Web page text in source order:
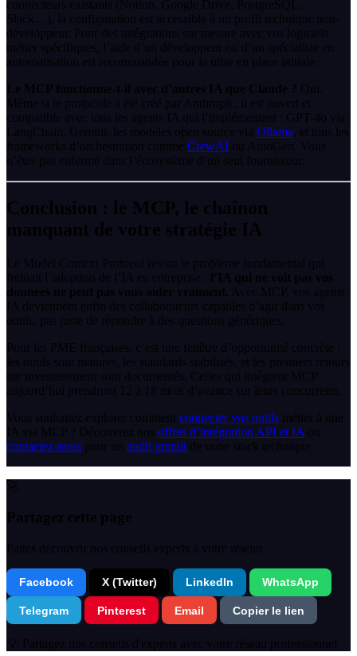
connecteurs existants (Notion, Google Drive, PostgreSQL,
Slack…), la configuration est accessible à un profil technique non-
développeur. Pour des intégrations sur mesure avec vos logiciels
métier spécifiques, l’aide d’un développeur ou d’un spécialiste en
automatisation est recommandée pour la mise en place initiale.
Le MCP fonctionne-t-il avec d’autres IA que Claude ? Oui.
Même si le protocole a été créé par Anthropic, il est ouvert et
compatible avec tous les agents IA qui l’implémentent : GPT-4o via
LangChain, Gemini, les modèles open source via Ollama , et tous les
frameworks d’orchestration comme CrewAI ou AutoGen. Vous
n’êtes pas enfermé dans l’écosystème d’un seul fournisseur.
Conclusion : le MCP, le chaînon
manquant de votre stratégie IA
Le Model Context Protocol résout le problème fondamental qui
freinait l’adoption de l’IA en entreprise : l’IA qui ne voit pas vos
données ne peut pas vous aider vraiment. Avec MCP, vos agents
IA deviennent enfin des collaborateurs capables d’agir dans vos
outils, pas juste de répondre à des questions génériques.
Pour les PME françaises, c’est une fenêtre d’opportunité concrète :
les outils sont matures, les standards stabilisés, et les premiers retours
sur investissement sont documentés. Celles qui intègrent MCP
aujourd’hui prendront 12 à 18 mois d’avance sur leurs concurrents.
Vous souhaitez explorer comment connecter vos outils métier à une
IA via MCP ? Découvrez nos offres d’intégration API et IA ou
contactez-nous pour un audit gratuit de votre stack technique.
🚀
Partagez cette page
Faites découvrir nos conseils experts à votre réseau
Facebook X (Twitter) LinkedIn WhatsApp
Telegram Pinterest Email Copier le lien
💡 Partagez nos conseils d'experts avec votre réseau professionnel